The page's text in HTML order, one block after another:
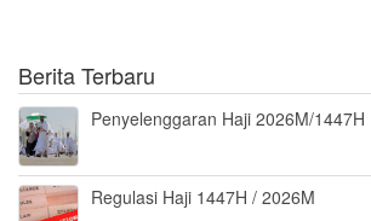
Berita Terbaru
Penyelenggaran Haji 2026M/1447H
Regulasi Haji 1447H / 2026M